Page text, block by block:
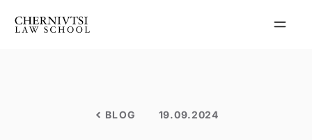
19.09.2024
BLOG